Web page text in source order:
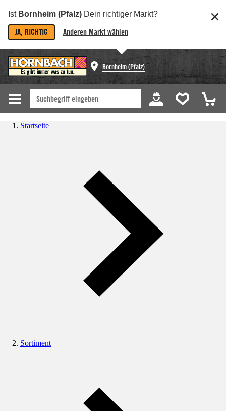
Ist Bornheim (Pfalz) Dein richtiger Markt?
JA, RICHTIG Anderen Markt wählen
Bornheim (Pfalz)
Startseite
Sortiment